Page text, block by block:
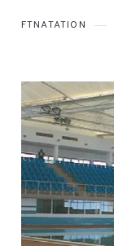
FTNATATION